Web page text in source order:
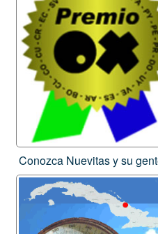
Conozca Nuevitas y su